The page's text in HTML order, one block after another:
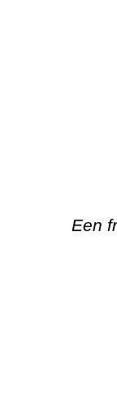
Een